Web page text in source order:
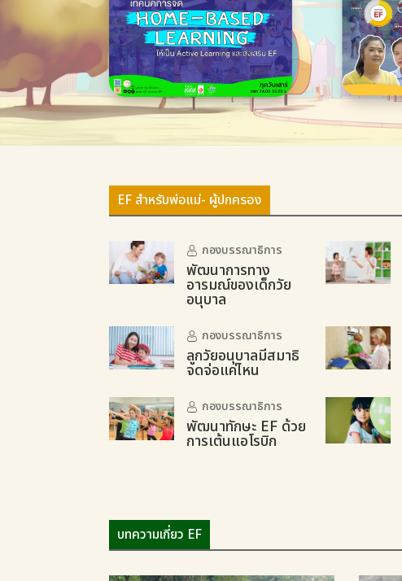
EF สำหรับพ่อแม่- ผู้ปกครอง
กองบรรณาธิการ
พัฒนาการทาง
อารมณ์ของเด็กวัย
อนุบาล
กองบรรณาธิการ
ลูกวัยอนุบาลมีสมาธิ
จดจ่อแค่ไหน
กองบรรณาธิการ
พัฒนาทักษะ EF ด้วย
การเต้นแอโรบิก
บทความเกี่ยว EF